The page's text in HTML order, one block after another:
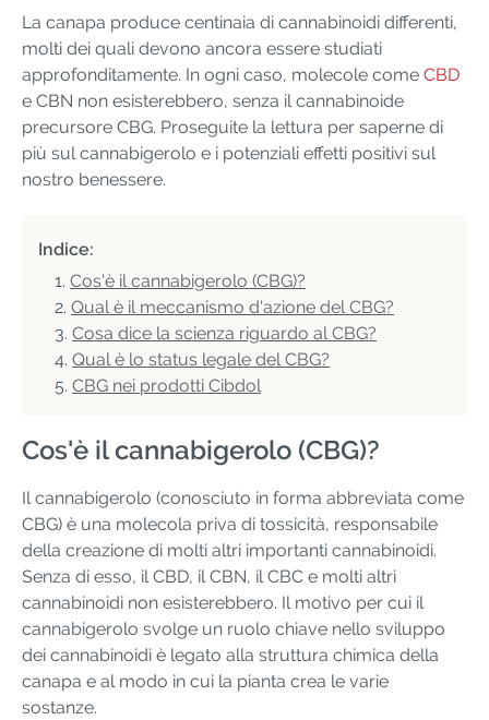
La canapa produce centinaia di cannabinoidi differenti,
molti dei quali devono ancora essere studiati
approfonditamente. In ogni caso, molecole come CBD
e CBN non esisterebbero, senza il cannabinoide
precursore CBG. Proseguite la lettura per saperne di
più sul cannabigerolo e i potenziali effetti positivi sul
nostro benessere.
Indice:
Cos'è il cannabigerolo (CBG)?
Qual è il meccanismo d'azione del CBG?
Cosa dice la scienza riguardo al CBG?
Qual è lo status legale del CBG?
CBG nei prodotti Cibdol
Cos'è il cannabigerolo (CBG)?
Il cannabigerolo (conosciuto in forma abbreviata come
CBG) è una molecola priva di tossicità, responsabile
della creazione di molti altri importanti cannabinoidi.
Senza di esso, il CBD, il CBN, il CBC e molti altri
cannabinoidi non esisterebbero. Il motivo per cui il
cannabigerolo svolge un ruolo chiave nello sviluppo
dei cannabinoidi è legato alla struttura chimica della
canapa e al modo in cui la pianta crea le varie
sostanze.